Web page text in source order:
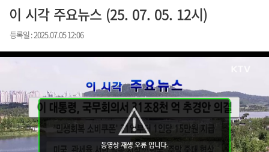
이 시각 주요뉴스 (25. 07. 05. 12시)
등록일 : 2025.07.05 12:06